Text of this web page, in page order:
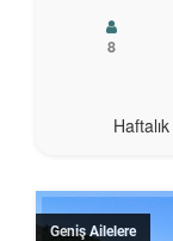
8
Haftalık
Geniş Ailelere